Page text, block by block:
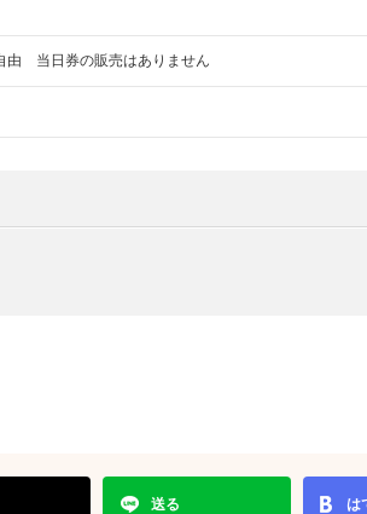
当日券の販売はありません
送る は